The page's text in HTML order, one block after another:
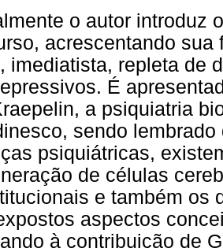
o autor introduz
acrescentando
imediatista, repleta de
É
a psiquiatria
sendo
psiquiátricas,
de células
e também os
aspectos
à contribuição de